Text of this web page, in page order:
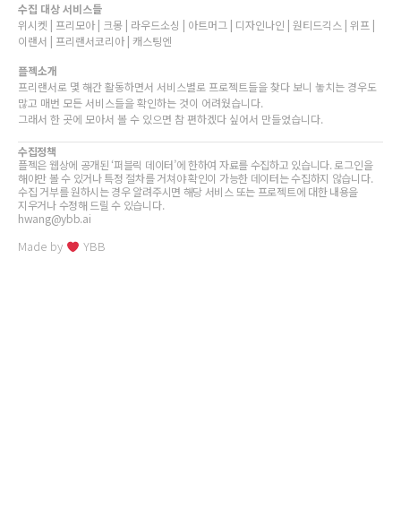
수집 대상 서비스들
위시켓 | 프리모아 | 크몽 | 라우드소싱 | 아트머그 | 디자인나인 | 원티드긱스 | 위프 |
이랜서 | 프리랜서코리아 | 캐스팅엔
플젝소개
프리랜서로 몇 해간 활동하면서 서비스별로 프로젝트들을 찾다 보니 놓치는 경우도
많고 매번 모든 서비스들을 확인하는 것이 어려웠습니다.
그래서 한 곳에 모아서 볼 수 있으면 참 편하겠다 싶어서 만들었습니다.
수집정책
플젝은 웹상에 공개된 ‘퍼블릭 데이터’에 한하여 자료를 수집하고 있습니다. 로그인을
해야만 볼 수 있거나 특정 절차를 거쳐야 확인이 가능한 데이터는 수집하지 않습니다.
수집 거부를 원하시는 경우 알려주시면 해당 서비스 또는 프로젝트에 대한 내용을
지우거나 수정해 드릴 수 있습니다.
hwang@ybb.ai
Made by YBB